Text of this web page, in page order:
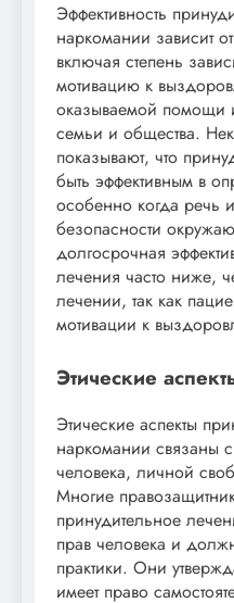
Эффективность
наркомании зависит
включая степень
мотивацию к
оказываемой помощи
семьи и общества.
показывают, что
быть эффективным в
особенно когда речь
безопасности
долгосрочная
лечения часто ниже,
лечении, так как
мотивации к
Этические
Этические аспекты
наркомании связаны
человека, личной
Многие
принудительное
прав человека и
практики. Они
имеет право